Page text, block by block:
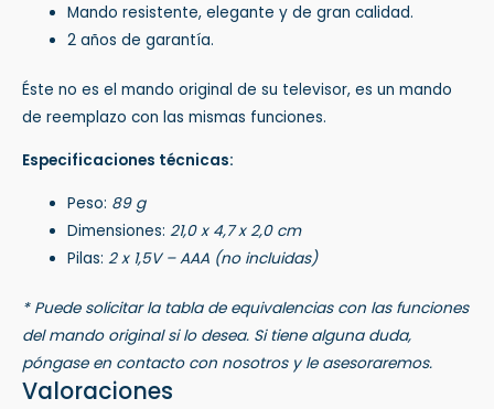
Mando resistente, elegante y de gran calidad.
2 años de garantía.
Éste no es el mando original de su televisor, es un mando
de reemplazo con las mismas funciones.
Especificaciones técnicas:
Peso: 89 g
Dimensiones:21,0 x 4,7 x 2,0 cm
Pilas:2 x 1,5V – AAA (no incluidas)
* Puede solicitar la tabla de equivalencias con las funciones
del mando original si lo desea. Si tiene alguna duda,
póngase en contacto con nosotros y le asesoraremos.
Valoraciones